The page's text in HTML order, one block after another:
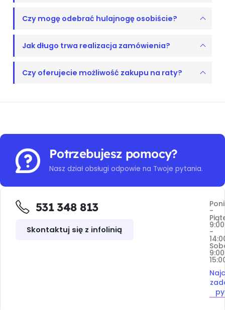
Czy mogę odebrać hulajnogę osobiście?
Jak długo trwa realizacja zamówienia?
Czy oferujecie możliwość zakupu na raty?
Potrzebujesz pomocy?
Nasz dział obsługi odpowie na Twoje pytania.
531 348 813
Skontaktuj się z infolinią
-
9:00
-